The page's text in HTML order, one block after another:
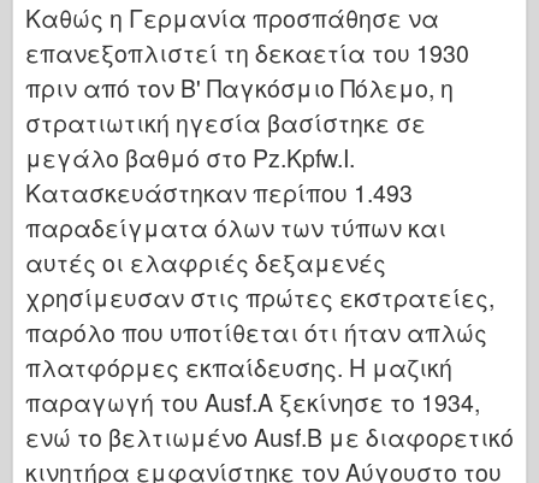
Καθώς η Γερμανία προσπάθησε να
επανεξοπλιστεί τη δεκαετία του 1930
πριν από τον Β' Παγκόσμιο Πόλεμο, η
στρατιωτική ηγεσία βασίστηκε σε
μεγάλο βαθμό στο Pz.Kpfw.I.
Κατασκευάστηκαν περίπου 1.493
παραδείγματα όλων των τύπων και
αυτές οι ελαφριές δεξαμενές
χρησίμευσαν στις πρώτες εκστρατείες,
παρόλο που υποτίθεται ότι ήταν απλώς
πλατφόρμες εκπαίδευσης. Η μαζική
παραγωγή του Ausf.A ξεκίνησε το 1934,
ενώ το βελτιωμένο Ausf.B με διαφορετικό
κινητήρα εμφανίστηκε τον Αύγουστο του